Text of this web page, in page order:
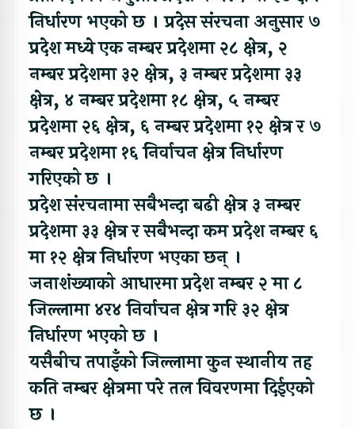
निर्धारण भएको छ । प्रदेस संरचना अनुसार ७
प्रदेश मध्ये एक नम्बर प्रदेशमा २८ क्षेत्र, २
नम्बर प्रदेशमा ३२ क्षेत्र, ३ नम्बर प्रदेशमा ३३
क्षेत्र, ४ नम्बर प्रदेशमा १८ क्षेत्र, ५ नम्बर
प्रदेशमा २६ क्षेत्र, ६ नम्बर प्रदेशमा १२ क्षेत्र र ७
नम्बर प्रदेशमा १६ निर्वाचन क्षेत्र निर्धारण
गरिएको छ ।
प्रदेश संरचनामा सबैभन्दा बढी क्षेत्र ३ नम्बर
प्रदेशमा ३३ क्षेत्र र सबैभन्दा कम प्रदेश नम्बर ६
मा १२ क्षेत्र निर्धारण भएका छन् ।
जनाशंख्याको आधारमा प्रदेश नम्बर २ मा ८
जिल्लामा ४र४ निर्वाचन क्षेत्र गरि ३२ क्षेत्र
निर्धारण भएको छ ।
यसैबीच तपाइँको जिल्लामा कुन स्थानीय तह
कति नम्बर क्षेत्रमा परे तल विवरणमा दिईएको
छ ।